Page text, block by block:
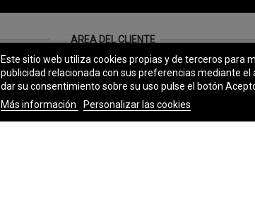
AREA DEL CLIENTE
Iniciar sesión
Mi cuenta
Historial de pedidos
Contacto
Este sitio web utiliza cookies propias y de terceros para
publicidad relacionada con sus preferencias mediante el
dar su consentimiento sobre su uso pulse el botón
Más información
Personalizar las cookies